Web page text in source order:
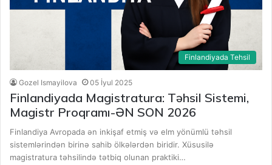
Finlandiyada Tehsil
Gozel Ismayilova 05 İyul 2025
Finlandiyada Magistratura: Təhsil Sistemi,
Magistr Proqramı-ƏN SON 2026
Finlandiya Avropada ən inkişaf etmiş və elm yönümlü təhsil
sistemlərindən birinə sahib ölkələrdən biridir. Xüsusilə
magistratura təhsilində tətbiq olunan praktiki…